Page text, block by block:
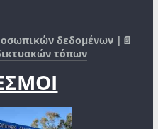
δεδομένων |📄
τόπων